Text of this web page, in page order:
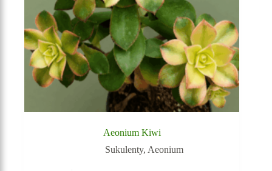
Aeonium Kiwi
Sukulenty, Aeonium